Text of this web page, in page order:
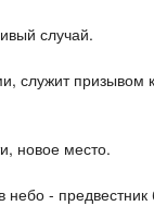
случай.
служит
новое место.
- предвестник